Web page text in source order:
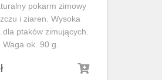
pokarm zimowy
i ziaren. Wysoka
ptaków zimujących.
Waga ok. 90 g.